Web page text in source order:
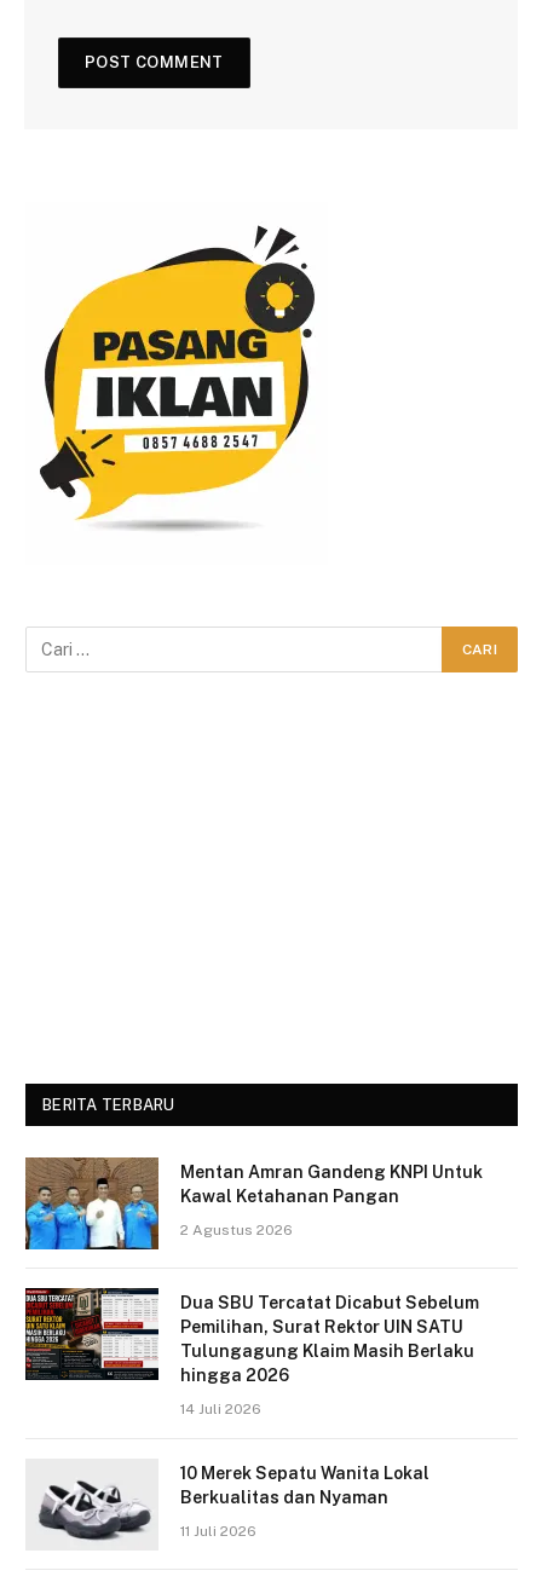
BERITA TERBARU
Mentan Amran Gandeng KNPI Untuk
Kawal Ketahanan Pangan
2 Agustus 2026
Dua SBU Tercatat Dicabut Sebelum
Pemilihan, Surat Rektor UIN SATU
Tulungagung Klaim Masih Berlaku
hingga 2026
14 Juli 2026
10 Merek Sepatu Wanita Lokal
Berkualitas dan Nyaman
11 Juli 2026